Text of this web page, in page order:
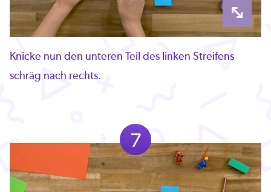
Knicke nun den unteren Teil des linken Streifens
schräg nach rechts.
7